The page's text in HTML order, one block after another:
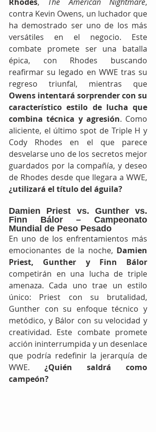
contra Kevin Owens, un luchador que
ha demostrado ser uno de los más
versátiles en el negocio. Este
combate promete ser una batalla
épica, con Rhodes buscando
reafirmar su legado en WWE tras su
Owens intentará sorprender con su
característico estilo de lucha que
combina técnica y agresión. Como
aliciente, el último spot de Triple H y
Cody Rhodes en el que parece
desvelarse uno de los secretos mejor
guardados por la compañía, y deseo
¿utilizará el título del águila?
Damien Priest vs. Gunther vs.
Finn Bálor – Campeonato
Mundial de Peso Pesado
En uno de los enfrentamientos más
emocionantes de la noche, Damien
Priest, Gunther y Finn Bálor
competirán en una lucha de triple
amenaza. Cada uno trae un estilo
único: Priest con su brutalidad,
Gunther con su enfoque técnico y
metódico, y Bálor con su velocidad y
creatividad. Este combate promete
acción ininterrumpida y un desenlace
que podría redefinir la jerarquía de
WWE. ¿Quién saldrá como
campeón?